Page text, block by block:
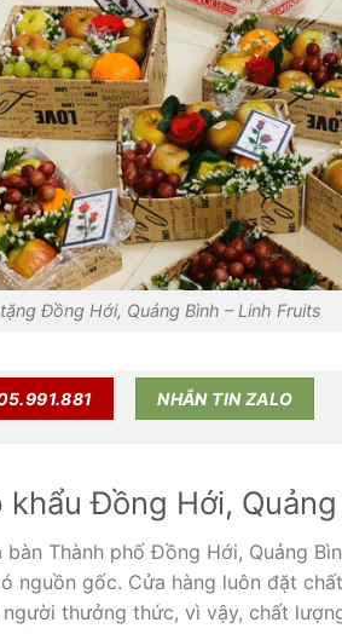
Đồng Hới, Quảng Bình – Linh Fruits
NHẮN TIN ZALO
khẩu Đồng Hới,
Thành phố Đồng Hới, Quảng
nguồn gốc. Cửa hàng luôn đặt
thưởng thức, vì vậy, chất